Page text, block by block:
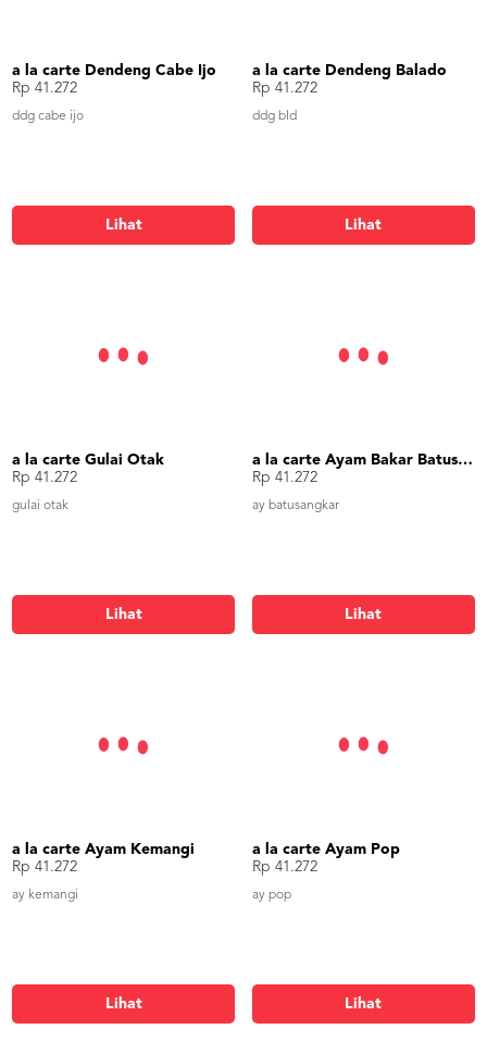
a la carte Dendeng Cabe Ijo
Rp 41.272
ddg cabe ijo
Lihat
a la carte Dendeng Balado
Rp 41.272
ddg bld
Lihat
a la carte Gulai Otak
Rp 41.272
gulai otak
Lihat
a la carte Ayam Bakar Batusangkar
Rp 41.272
ay batusangkar
Lihat
a la carte Ayam Kemangi
Rp 41.272
ay kemangi
Lihat
a la carte Ayam Pop
Rp 41.272
ay pop
Lihat